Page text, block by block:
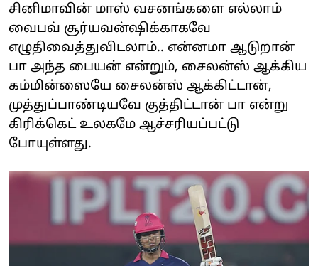
சினிமாவின் மாஸ் வசனங்களை எல்லாம்
வைபவ் சூர்யவன்ஷிக்காகவே
எழுதிவைத்துவிடலாம்.. என்னமா ஆடுறான்
பா அந்த பையன் என்றும், சைலன்ஸ் ஆக்கிய
கம்மின்ஸையே சைலன்ஸ் ஆக்கிட்டான்,
முத்துப்பாண்டியவே குத்திட்டான் பா என்று
கிரிக்கெட் உலகமே ஆச்சரியப்பட்டு
போயுள்ளது.